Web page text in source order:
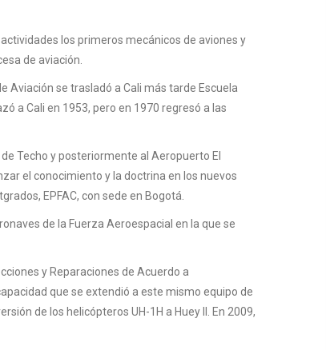
los primeros mecánicos de aviones y
de aviación.
Aviación se trasladó a Cali más tarde Escuela
a Cali en 1953, pero en 1970 regresó a las
Techo y posteriormente al Aeropuerto El
el conocimiento y la doctrina en los nuevos
EPFAC, con sede en Bogotá.
de la Fuerza Aeroespacial en la que se
y Reparaciones de Acuerdo a
que se extendió a este mismo equipo de
de los helicópteros UH-1H a Huey II. En 2009,